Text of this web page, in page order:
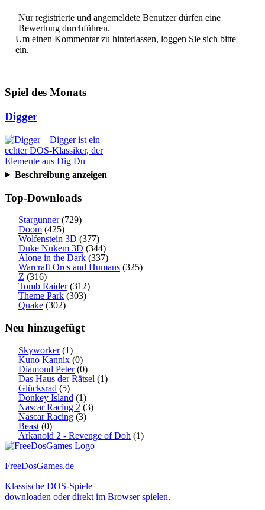
Nur registrierte und angemeldete Benutzer dürfen eine
Bewertung durchführen.
Um einen Kommentar zu hinterlassen, loggen Sie sich bitte
ein.
Spiel des Monats
Digger
Beschreibung anzeigen
Top-Downloads
Stargunner(729)
Doom (425)
Wolfenstein 3D (377)
Duke Nukem 3D (344)
Alone in the Dark (337)
Warcraft Orcs and Humans (325)
Z (316)
Tomb Raider(312)
Theme Park (303)
Quake (302)
Neu hinzugefügt
Skyworker(1)
Kuno Kannix (0)
Diamond Peter(0)
Das Haus der Rätsel (1)
Glücksrad (5)
Donkey Island (1)
Nascar Racing 2 (3)
Nascar Racing (3)
Beast (0)
Arkanoid 2 - Revenge of Doh (1)
FreeDosGames.de
Klassische DOS-Spiele
downloaden oder direkt im Browser spielen.